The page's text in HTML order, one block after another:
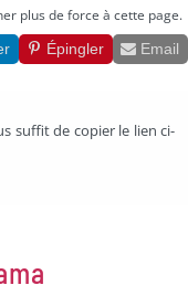
plus de force à cette page.
Épingler Email
suffit de copier le lien ci-